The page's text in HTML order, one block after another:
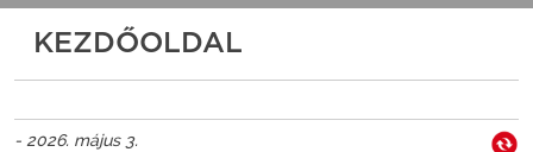
KEZDŐOLDAL
- 2026. május 3.